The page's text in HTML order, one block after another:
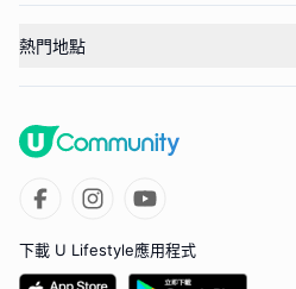
熱門地點
下載 U Lifestyle應用程式